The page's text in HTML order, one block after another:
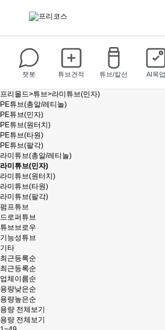
챗봇 튜브견적 튜브/칼선 AI목업
프리몰드>튜브>라미튜브(민자)
PE튜브(총알/레티놀)
PE튜브(민자)
PE튜브(원터치)
PE튜브(타원)
PE튜브(팔각)
라미튜브(총알/레티놀)
라미튜브(민자)
라미튜브(원터치)
라미튜브(타원)
라미튜브(팔각)
펌프튜브
드로퍼튜브
튜브브로우
기능성튜브
기타
최근등록순
최근등록순
업체이름순
용량낮은순
용량높은순
용량 전체보기
용량 전체보기